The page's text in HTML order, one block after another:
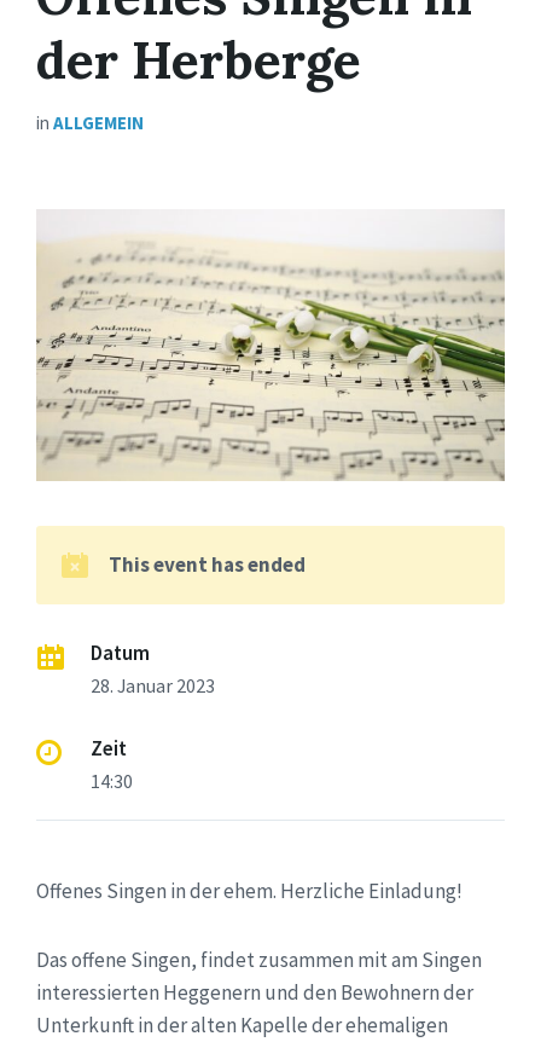
der Herberge
in ALLGEMEIN
This event has ended
Datum
28. Januar 2023
Zeit
14:30
Offenes Singen in der ehem. Herzliche Einladung!
Das offene Singen, findet zusammen mit am Singen
interessierten Heggenern und den Bewohnern der
Unterkunft in der alten Kapelle der ehemaligen